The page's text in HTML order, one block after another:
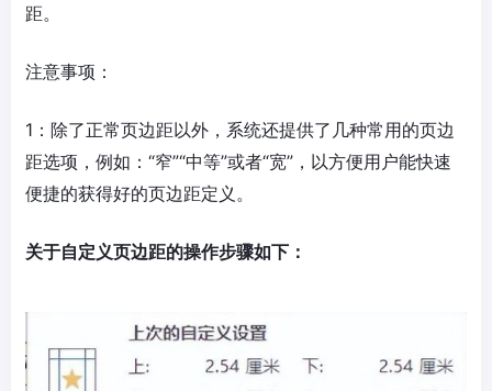
距。
注意事项：
1：除了正常页边距以外，系统还提供了几种常用的页边
距选项，例如：“窄”“中等”或者“宽”，以方便用户能快速
便捷的获得好的页边距定义。
关于自定义页边距的操作步骤如下：